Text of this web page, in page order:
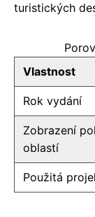
turistických
Vlastnost
Rok vydání
Zobrazení
oblastí
Použitá